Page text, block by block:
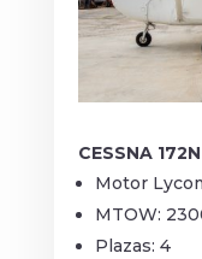
CESSNA 172N
Motor
MTOW:
Plazas: 4